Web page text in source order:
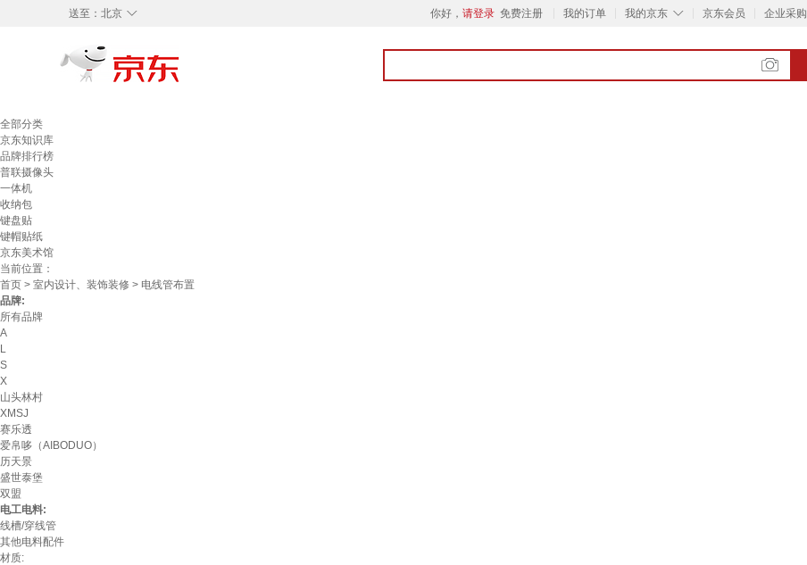
◇
送至： 北京 你好， 请登录 免费注册 我的订单 ◇
我的京东 京东会员 企业采购
全部分类
京东知识库
品牌排行榜
普联摄像头
一体机
收纳包
键盘贴
键帽贴纸
京东美术馆
当前位置：
首页 > 室内设计、装饰装修 > 电线管布置
品牌:
所有品牌
A
L
S
X
山头林村
XMSJ
赛乐透
爱帛哆（AIBODUO）
历天景
盛世泰堡
双盟
电工电料:
线槽/穿线管
其他电料配件
材质: